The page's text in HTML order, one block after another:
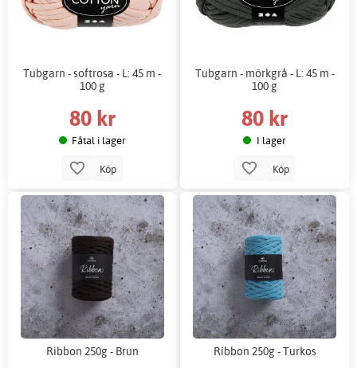
Tubgarn - softrosa - L: 45 m -
100 g
80 kr
Fåtal i lager
Köp
Tubgarn - mörkgrå - L: 45 m -
100 g
80 kr
I lager
Köp
Ribbon 250g - Brun Ribbon 250g - Turkos